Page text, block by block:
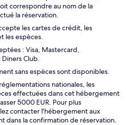
correspondre au nom de la
la réservation.
les cartes de crédit, les
les espèces.
: Visa, Mastercard,
Club.
sans espèces sont disponibles.
nationales, les
effectuées dans cet hébergement
5000 EUR. Pour plus
contacter l'hébergement aux
dans la confirmation de réservation.